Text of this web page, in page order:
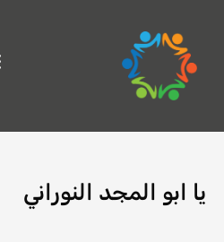
المحتوى
يا ابو المجد النوراني